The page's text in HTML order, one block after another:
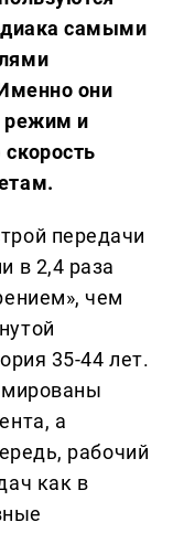
самыми
они
режим и
передачи
в 2,4 раза
чем
35-44 лет.
а
рабочий
как в